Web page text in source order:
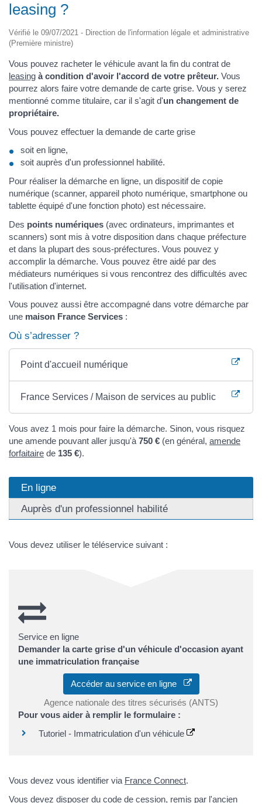
leasing ?
Vérifié le 09/07/2021 - Direction de l'information légale et administrative
(Première ministre)
Vous pouvez racheter le véhicule avant la fin du contrat de
leasing à condition d'avoir l'accord de votre prêteur. Vous
pourrez alors faire votre demande de carte grise. Vous y serez
mentionné comme titulaire, car il s'agit d'un changement de
propriétaire.
Vous pouvez effectuer la demande de carte grise
soit en ligne,
soit auprès d'un professionnel habilité.
Pour réaliser la démarche en ligne, un dispositif de copie
numérique (scanner, appareil photo numérique, smartphone ou
tablette équipé d'une fonction photo) est nécessaire.
Des points numériques (avec ordinateurs, imprimantes et
scanners) sont mis à votre disposition dans chaque préfecture
et dans la plupart des sous-préfectures. Vous pouvez y
accomplir la démarche. Vous pouvez être aidé par des
médiateurs numériques si vous rencontrez des difficultés avec
l'utilisation d'internet.
Vous pouvez aussi être accompagné dans votre démarche par
une maison France Services :
Où s’adresser ?
Point d'accueil numérique
France Services / Maison de services au public
Vous avez 1 mois pour faire la démarche. Sinon, vous risquez
une amende pouvant aller jusqu'à 750 € (en général, amende
forfaitaire de 135 €).
En ligne
Auprès d'un professionnel habilité
Vous devez utiliser le téléservice suivant :
Service en ligne
Demander la carte grise d'un véhicule d'occasion ayant
une immatriculation française
Accéder au service en ligne
Agence nationale des titres sécurisés (ANTS)
Pour vous aider à remplir le formulaire :
Tutoriel - Immatriculation d'un véhicule
Vous devez vous identifier via France Connect.
Vous devez disposer du code de cession, remis par l'ancien